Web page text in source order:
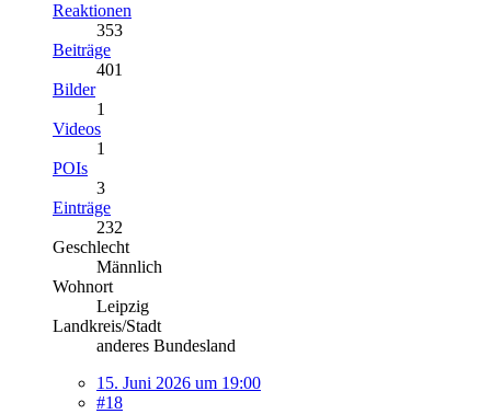
Reaktionen
353
Beiträge
401
Bilder
1
Videos
1
POIs
3
Einträge
232
Geschlecht
Männlich
Wohnort
Leipzig
Landkreis/Stadt
anderes Bundesland
15. Juni 2026 um 19:00
#18